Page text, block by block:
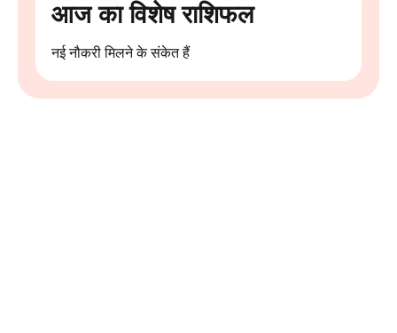
आज का विशेष राशिफल
नई नौकरी मिलने के संकेत हैं